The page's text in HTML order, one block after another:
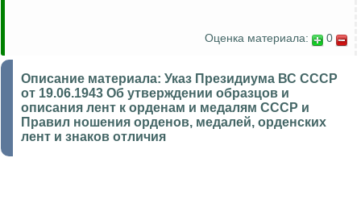
Оценка материала: 0
Описание материала: Указ Президиума ВС СССР
от 19.06.1943 Об утверждении образцов и
описания лент к орденам и медалям СССР и
Правил ношения орденов, медалей, орденских
лент и знаков отличия